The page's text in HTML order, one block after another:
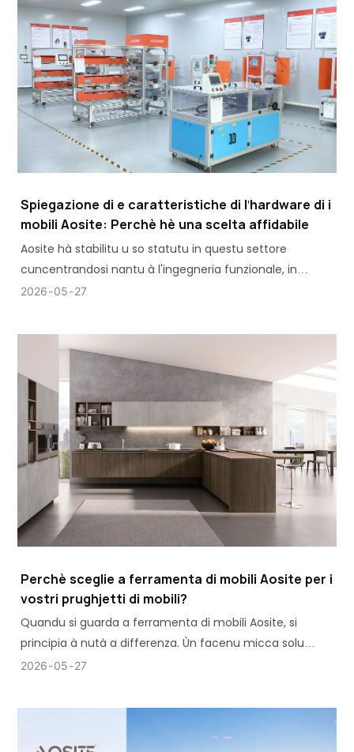
Spiegazione di e caratteristiche di l'hardware di i
mobili Aosite: Perchè hè una scelta affidabile
Aosite hà stabilitu u so statutu in questu settore
cuncentrandosi nantu à l'ingegneria funzionale, in
uppusizione à a semplice furnitura di cumpunenti basi.
2026 05 27
Perchè sceglie a ferramenta di mobili Aosite per i
vostri prughjetti di mobili?
Quandu si guarda a ferramenta di mobili Aosite, si
principia à nutà a differenza. Ùn facenu micca solu
cerniere o guide per mobili - tenenu contu di l'usu di i
2026 05 27